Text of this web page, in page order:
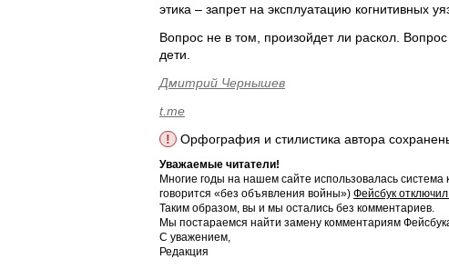
этика – запрет на эксплуатацию когнитивных
Вопрос не в том, произойдет ли раскол.
дети.
Дмитрий Чернышев
t.me
!
Орфография и стилистика автора
Уважаемые читатели!
Многие годы на нашем сайте использовалась
говорится «без объявления войны») Фейсбук отключил
Таким образом, вы и мы остались без комментариев.
Мы постараемся найти замену комментариям
С уважением,
Редакция